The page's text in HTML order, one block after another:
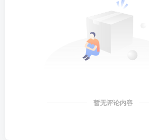
暂无评论内容